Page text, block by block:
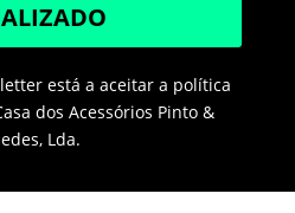
está a aceitar a política
dos Acessórios Pinto &
Lda.